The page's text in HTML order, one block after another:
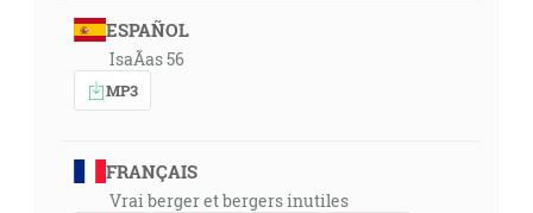
ESPAÑOL
IsaÃ­as 56
MP3
FRANÇAIS
Vrai berger et bergers inutiles